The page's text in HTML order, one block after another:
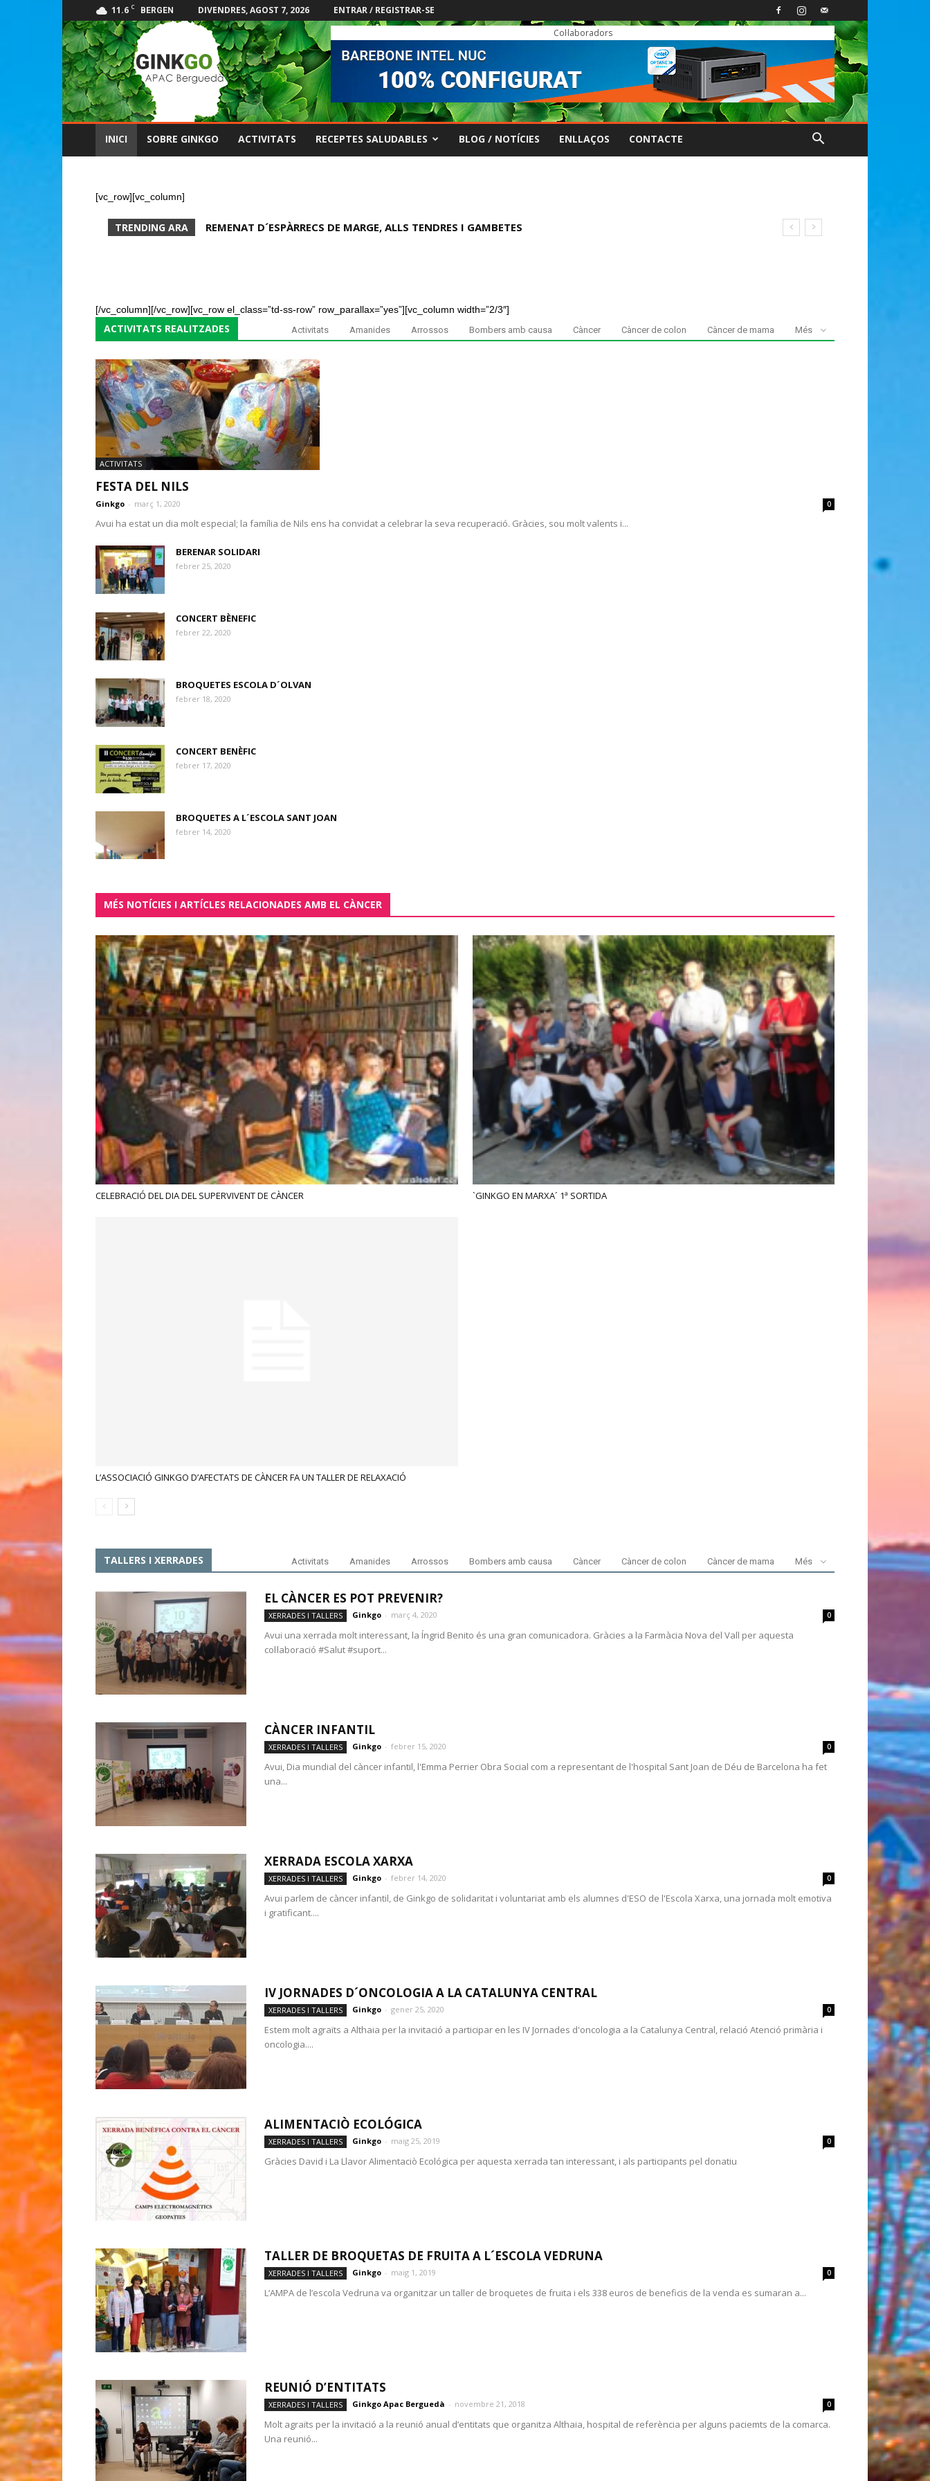
11.6 C BERGEN DIVENDRES, AGOST 7, 2026 ENTRAR / REGISTRAR-SE
GINKGO
Apac
del
Berguedà
Col·laboradors
INICI SOBRE GINKGO ACTIVITATS RECEPTES SALUDABLES BLOG / NOTÍCIES ENLLAÇOS CONTACTE
[vc_row][vc_column]
TRENDING ARA HUMMUS AMB BASTONETS
[/vc_column][/vc_row][vc_row el_class=”td-ss-row” row_parallax=”yes”][vc_column width=”2/3″]
ACTIVITATS REALITZADES Activitats Amanides Arrossos Bombers amb causa Càncer Càncer de colon Càncer de mama Més
ACTIVITATS
FESTA DEL NILS
Ginkgo - març 1, 2020 0
Avui ha estat un dia molt especial; la família de Nils ens ha convidat a celebrar la seva recuperació. Gràcies, sou molt valents i...
BERENAR SOLIDARI
febrer 25, 2020
CONCERT BÈNEFIC
febrer 22, 2020
BROQUETES ESCOLA D´OLVAN
febrer 18, 2020
CONCERT BENÈFIC
febrer 17, 2020
BROQUETES A L´ESCOLA SANT JOAN
febrer 14, 2020
MÉS NOTÍCIES I ARTÍCLES RELACIONADES AMB EL CÀNCER
CELEBRACIÓ DEL DIA DEL SUPERVIVENT DE CÀNCER `GINKGO EN MARXA´ 1ª SORTIDA
L’ASSOCIACIÓ GINKGO D’AFECTATS DE CÀNCER FA UN TALLER DE RELAXACIÓ
TALLERS I XERRADES Activitats Amanides Arrossos Bombers amb causa Càncer Càncer de colon Càncer de mama Més
EL CÀNCER ES POT PREVENIR?
XERRADES I TALLERS Ginkgo - març 4, 2020 0
Avui una xerrada molt interessant, la Íngrid Benito és una gran comunicadora. Gràcies a la Farmàcia Nova del Vall per aquesta
col·laboració #Salut #suport...
CÀNCER INFANTIL
XERRADES I TALLERS Ginkgo - febrer 15, 2020 0
Avui, Dia mundial del càncer infantil, l'Emma Perrier Obra Social com a representant de l'hospital Sant Joan de Déu de Barcelona ha fet
una...
XERRADA ESCOLA XARXA
XERRADES I TALLERS Ginkgo - febrer 14, 2020 0
Avui parlem de càncer infantil, de Ginkgo de solidaritat i voluntariat amb els alumnes d'ESO de l'Escola Xarxa, una jornada molt emotiva
i gratificant....
IV JORNADES D´ONCOLOGIA A LA CATALUNYA CENTRAL
XERRADES I TALLERS Ginkgo - gener 25, 2020 0
Estem molt agraïts a Althaia per la invitació a participar en les IV Jornades d'oncologia a la Catalunya Central, relació Atenció primària i
oncologia....
ALIMENTACIÒ ECOLÓGICA
XERRADES I TALLERS Ginkgo - maig 25, 2019 0
Gràcies David i La Llavor Alimentaciò Ecológica per aquesta xerrada tan interessant, i als participants pel donatiu
TALLER DE BROQUETAS DE FRUITA A L´ESCOLA VEDRUNA
XERRADES I TALLERS Ginkgo - maig 1, 2019 0
L’AMPA de l’escola Vedruna va organitzar un taller de broquetes de fruita i els 338 euros de beneficis de la venda es sumaran a...
REUNIÓ D’ENTITATS
XERRADES I TALLERS Ginkgo Apac Berguedà - novembre 21, 2018 0
Molt agraïts per la invitació a la reunió anual d’entitats que organitza Althaia, hospital de referència per alguns paciemts de la comarca.
Una reunió...